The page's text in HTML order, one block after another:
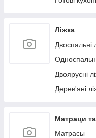
Ліжка
Двоспальні
Двоярусні
Дерев'яні
Матраци
Матрасы